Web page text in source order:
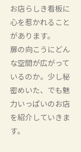
お店らしき看板に
心を惹かれること
があります。
扉の向こうにどん
な空間が広がって
いるのか。少し秘
密めいた、でも魅
力いっぱいのお店
を紹介していきま
す。